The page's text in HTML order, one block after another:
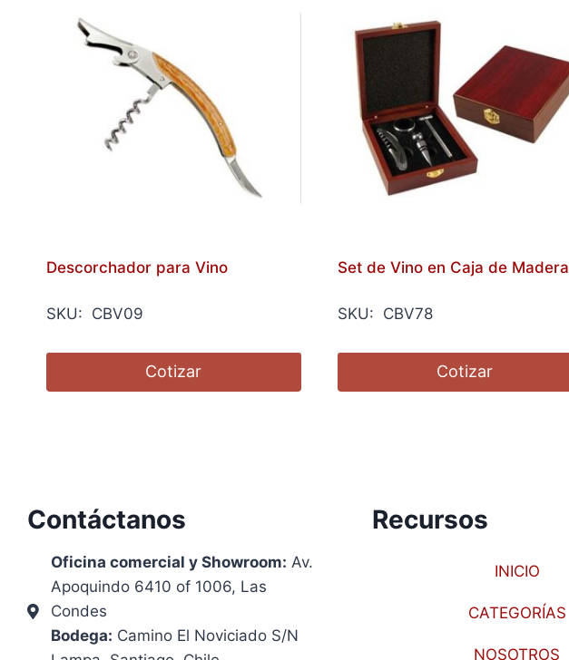
Descorchador para Vino
SKU: CBV09
Cotizar
Set de Vino en Caja de Madera
SKU: CBV78
Cotizar
Contáctanos
Oficina comercial y Showroom: Av.
Apoquindo 6410 of 1006, Las
Condes
Bodega: Camino El Noviciado S/N
Recursos
INICIO
CATEGORÍAS
NOSOTROS